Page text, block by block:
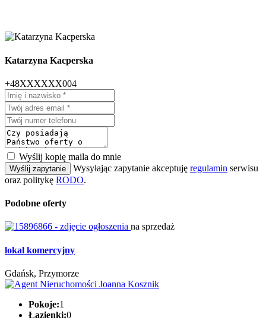
Katarzyna Kacperska
+48XXXXXX004
Wyślij kopię maila do mnie
Wyślij zapytanie Wysyłając zapytanie akceptuję regulamin serwisu
oraz politykę RODO.
Podobne oferty
na sprzedaż
lokal komercyjny
Gdańsk, Przymorze
Pokoje:1
Łazienki:0